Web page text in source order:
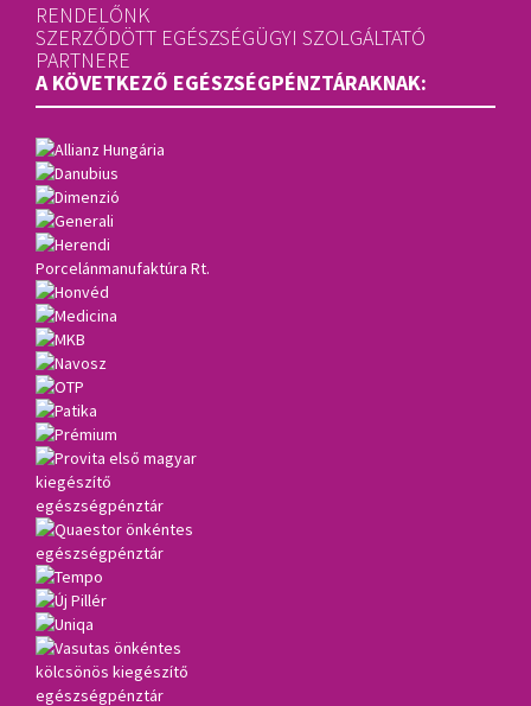
RENDELŐNK
SZERZŐDÖTT EGÉSZSÉGÜGYI SZOLGÁLTATÓ
PARTNERE
A KÖVETKEZŐ EGÉSZSÉGPÉNZTÁRAKNAK: